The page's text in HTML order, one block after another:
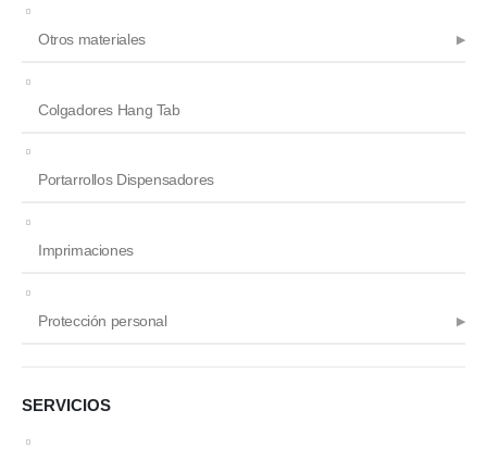
Otros materiales
Colgadores Hang Tab
Portarrollos Dispensadores
Imprimaciones
Protección personal
SERVICIOS